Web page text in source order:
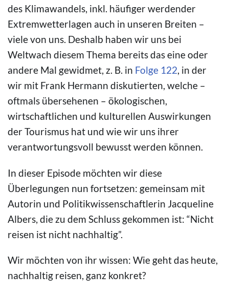
des Klimawandels, inkl. häufiger werdender
Extremwetterlagen auch in unseren Breiten –
viele von uns. Deshalb haben wir uns bei
Weltwach diesem Thema bereits das eine oder
andere Mal gewidmet, z. B. in Folge 122, in der
wir mit Frank Hermann diskutierten, welche –
oftmals übersehenen – ökologischen,
wirtschaftlichen und kulturellen Auswirkungen
der Tourismus hat und wie wir uns ihrer
verantwortungsvoll bewusst werden können.
In dieser Episode möchten wir diese
Überlegungen nun fortsetzen: gemeinsam mit
Autorin und Politikwissenschaftlerin Jacqueline
Albers, die zu dem Schluss gekommen ist: “Nicht
reisen ist nicht nachhaltig”.
Wir möchten von ihr wissen: Wie geht das heute,
nachhaltig reisen, ganz konkret?